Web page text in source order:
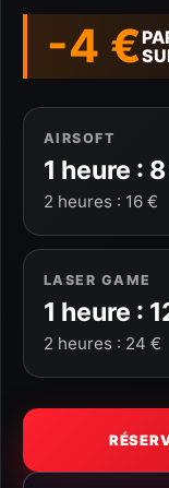
-4 €
AIRSOFT
1 heure :
2 heures : 16 €
LASER GAME
1 heure :
2 heures : 24 €